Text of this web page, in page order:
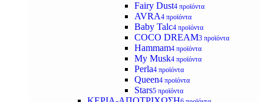
Fairy Dust4 προϊόντα
AVRA4 προϊόντα
Baby Talc4 προϊόντα
COCO DREAM3 προϊόντα
Hammam4 προϊόντα
My Musk4 προϊόντα
Perla4 προϊόντα
Queen4 προϊόντα
Stars5 προϊόντα